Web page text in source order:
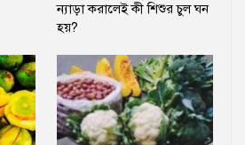
ন্যাড়া করালেই কী শিশুর চুল ঘন
হয়?